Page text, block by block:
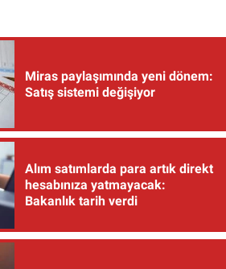
Miras paylaşımında yeni dönem:
Satış sistemi değişiyor
Alım satımlarda para artık direkt
hesabınıza yatmayacak:
Bakanlık tarih verdi